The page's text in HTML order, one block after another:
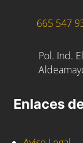
665 547
Pol. Ind.
Enlaces